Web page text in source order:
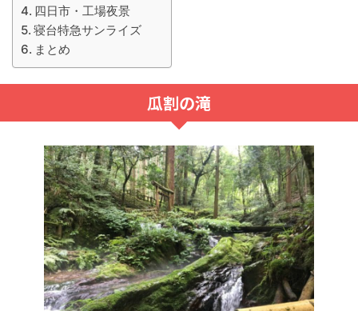
四日市・工場夜景
寝台特急サンライズ
まとめ
瓜割の滝